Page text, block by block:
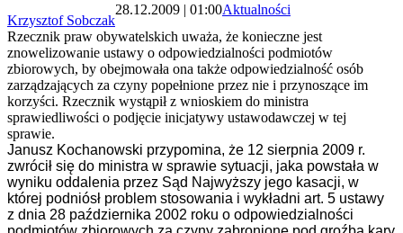
Krzysztof Sobczak
28.12.2009 | 01:00Aktualności
Rzecznik praw obywatelskich uważa, że konieczne jest
znowelizowanie ustawy o odpowiedzialności podmiotów
zbiorowych, by obejmowała ona także odpowiedzialność osób
zarządzających za czyny popełnione przez nie i przynoszące im
korzyści. Rzecznik wystąpił z wnioskiem do ministra
sprawiedliwości o podjęcie inicjatywy ustawodawczej w tej
sprawie.
Janusz Kochanowski przypomina, że 12 sierpnia 2009 r.
zwrócił się do ministra w sprawie sytuacji, jaka powstała w
wyniku oddalenia przez Sąd Najwyższy jego kasacji, w
której podniósł problem stosowania i wykładni art. 5 ustawy
z dnia 28 października 2002 roku o odpowiedzialności